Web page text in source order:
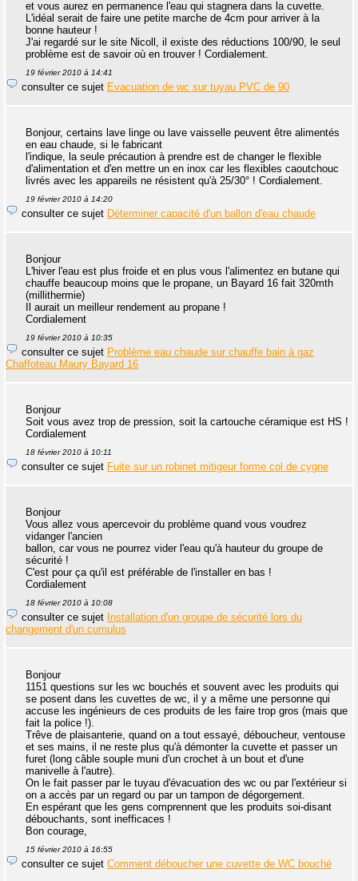
et vous aurez en permanence l'eau qui stagnera dans la cuvette.
L'idéal serait de faire une petite marche de 4cm pour arriver à la
bonne hauteur !
J'ai regardé sur le site Nicoll, il existe des réductions 100/90, le seul
problème est de savoir où en trouver ! Cordialement.
19 février 2010 à 14:41
consulter ce sujet Evacuation de wc sur tuyau PVC de 90
Bonjour, certains lave linge ou lave vaisselle peuvent être alimentés
en eau chaude, si le fabricant
l'indique, la seule précaution à prendre est de changer le flexible
d'alimentation et d'en mettre un en inox car les flexibles caoutchouc
livrés avec les appareils ne résistent qu'à 25/30° ! Cordialement.
19 février 2010 à 14:20
consulter ce sujet Déterminer capacité d'un ballon d'eau chaude
Bonjour
L'hiver l'eau est plus froide et en plus vous l'alimentez en butane qui
chauffe beaucoup moins que le propane, un Bayard 16 fait 320mth
(millithermie)
Il aurait un meilleur rendement au propane !
Cordialement
19 février 2010 à 10:35
consulter ce sujet Problème eau chaude sur chauffe bain à gaz
Chaffoteau Maury Bayard 16
Bonjour
Soit vous avez trop de pression, soit la cartouche céramique est HS !
Cordialement
18 février 2010 à 10:11
consulter ce sujet Fuite sur un robinet mitigeur forme col de cygne
Bonjour
Vous allez vous apercevoir du problème quand vous voudrez
vidanger l'ancien
ballon, car vous ne pourrez vider l'eau qu'à hauteur du groupe de
sécurité !
C'est pour ça qu'il est préférable de l'installer en bas !
Cordialement
18 février 2010 à 10:08
consulter ce sujet Installation d'un groupe de sécurité lors du
changement d'un cumulus
Bonjour
1151 questions sur les wc bouchés et souvent avec les produits qui
se posent dans les cuvettes de wc, il y a même une personne qui
accuse les ingénieurs de ces produits de les faire trop gros (mais que
fait la police !).
Trêve de plaisanterie, quand on a tout essayé, déboucheur, ventouse
et ses mains, il ne reste plus qu'à démonter la cuvette et passer un
furet (long câble souple muni d'un crochet à un bout et d'une
manivelle à l'autre).
On le fait passer par le tuyau d'évacuation des wc ou par l'extérieur si
on a accès par un regard ou par un tampon de dégorgement.
En espérant que les gens comprennent que les produits soi-disant
débouchants, sont inefficaces !
Bon courage,
15 février 2010 à 16:55
consulter ce sujet Comment déboucher une cuvette de WC bouché